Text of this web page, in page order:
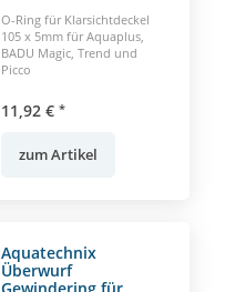
und Picco
O-Ring für Klarsichtdeckel
105 x 5mm für Aquaplus,
BADU Magic, Trend und
Picco
11,92 € *
zum Artikel
Aquatechnix
Überwurf